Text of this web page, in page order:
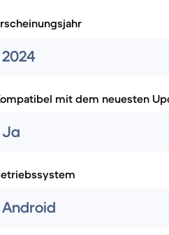
2024
mit dem neuesten
Ja
Android